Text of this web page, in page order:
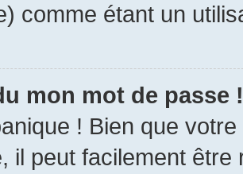
comme étant un
mon mot de passe !
! Bien que
il peut facilement